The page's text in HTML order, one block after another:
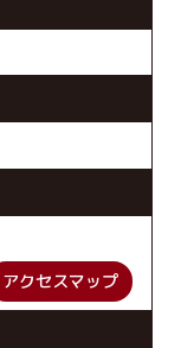
アクセスマップ